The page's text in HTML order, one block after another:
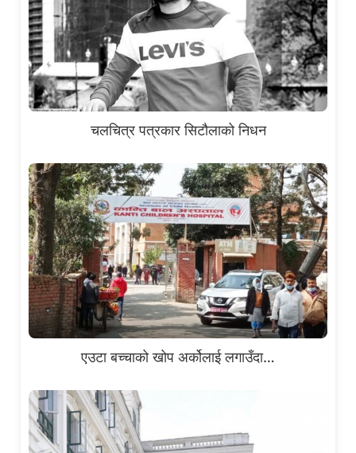
चलचित्र पत्रकार सिटौलाको निधन
एउटा बच्चाको खोप अर्कोलाई लगाउँदा…